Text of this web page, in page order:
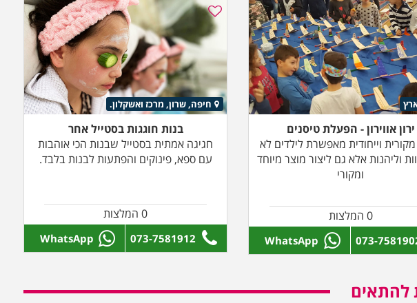
ירון אווירון - הפעלת טיסנים
וייחודית מאפשרת לילדים לא
וליהנות אלא גם ליצור מוצר מיוחד
ומקורי
0 המלצות
073-
WhatsApp
חיפה, שרון, מרכז ואשקלון.
בנות חוגגות בסטייל אחר
חגיגה אמתית בסטייל שבנות הכי אוהבות
עם ספא, פינוקים והפתעות לבנות בלבד.
0 המלצות
073-7581912
WhatsApp
להתאים